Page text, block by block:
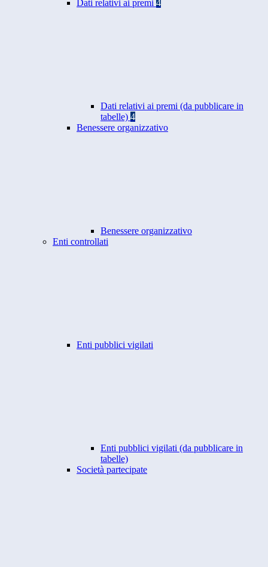
Dati relativi ai premi 4
Dati relativi ai premi (da pubblicare in
tabelle) 4
Benessere organizzativo
Benessere organizzativo
Enti controllati
Enti pubblici vigilati
Enti pubblici vigilati (da pubblicare in
tabelle)
Società partecipate